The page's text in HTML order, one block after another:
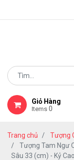
Giỏ Hàng
Items 0
Trang chủ Tượng
Tượng Tam Ngư
Sâu 33 (cm) - Kỷ